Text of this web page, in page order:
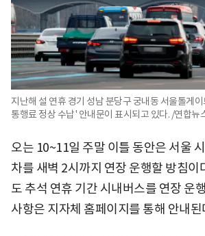
지난해 설 연휴 경기 성남 분당구 궁내동 서울톨게
통행료 정상 수납' 안내문이 표시되고 있다. /연합뉴
오는 10~11일 주말 이틀 동안은 서울
차를 새벽 2시까지 연장 운행할 방침이
도 추석 연휴 기간 시내버스를 연장 운
사항은 지자체 홈페이지를 통해 안내된